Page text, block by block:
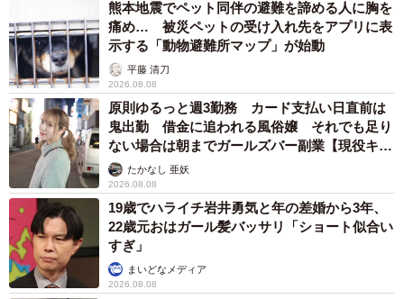
熊本地震でペット同伴の避難を諦める人に胸を
痛め… 被災ペットの受け入れ先をアプリに表
示する「動物避難所マップ」が始動
平藤 清刀
2026.08.08
原則ゆるっと週3勤務 カード支払い日直前は
鬼出勤 借金に追われる風俗嬢 それでも足り
ない場合は朝までガールズバー副業【現役キャ
ストに取材】
たかなし 亜妖
2026.08.08
19歳でハライチ岩井勇気と年の差婚から3年、
22歳元おはガール髪バッサリ「ショート似合い
すぎ」
まいどなメディア
2026.08.08